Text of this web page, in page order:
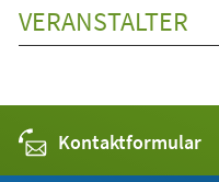
VERANSTALTER
Kontaktformular